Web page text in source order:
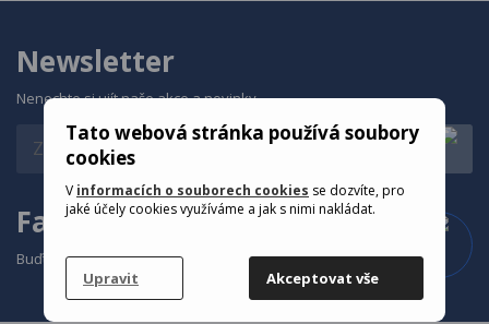
Tato webová stránka používá soubory
cookies
V informacích o souborech cookies se dozvíte, pro
jaké účely cookies využíváme a jak s nimi nakládat.
Upravit Akceptovat vše
Newsletter
Nenechte si ujít naše akce a novinky
Facebook
Buďte v obraze, co se u nás děje